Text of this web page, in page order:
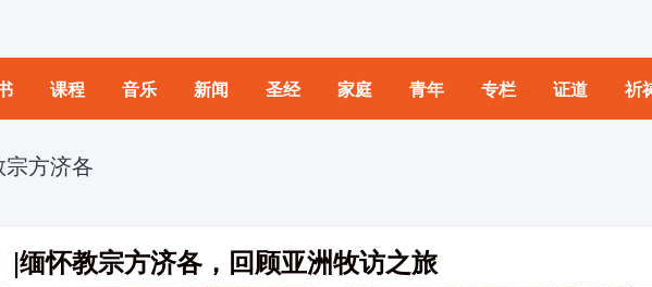
课程 音乐 新闻 圣经 家庭 青年 专栏 证道 祈
宗方济各
|缅怀教宗方济各，回顾亚洲牧访之旅